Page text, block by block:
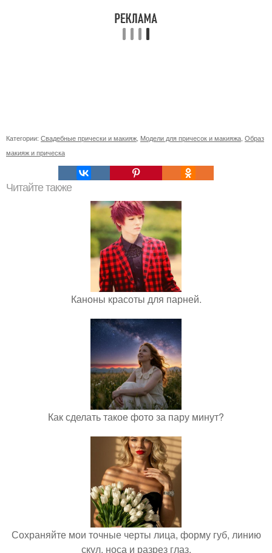
Категории: Свадебные прически и макияж, Модели для причесок и макияжа, Образ
макияж и прическа
Читайте также
Каноны красоты для парней.
Как сделать такое фото за пару минут?
Сохраняйте мои точные черты лица, форму губ, линию
скул, носа и разрез глаз.